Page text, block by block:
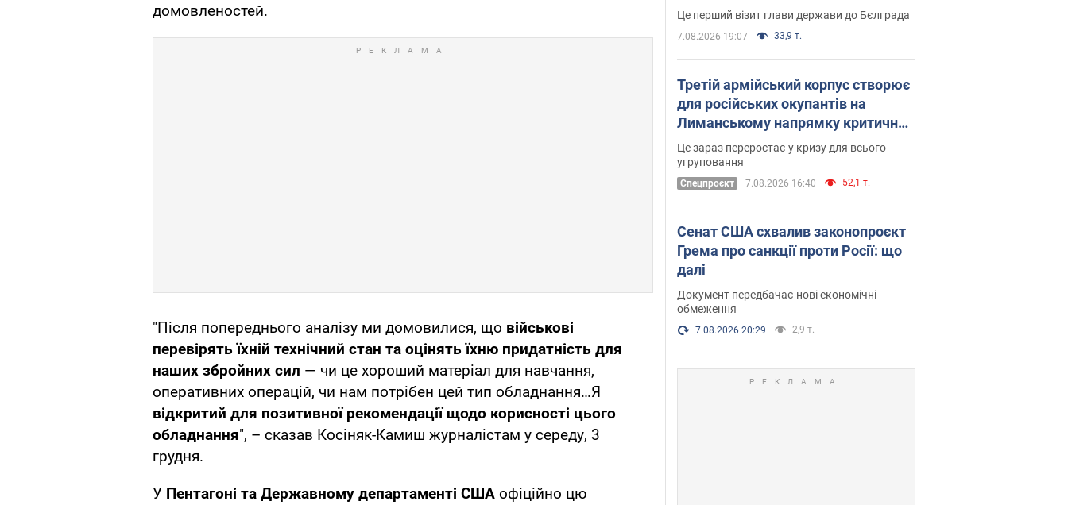
домовленостей.
"Після попереднього аналізу ми домовилися, що військові
перевірять їхній технічний стан та оцінять їхню придатність для
наших збройних сил — чи це хороший матеріал для навчання,
оперативних операцій, чи нам потрібен цей тип обладнання…Я
відкритий для позитивної рекомендації щодо корисності цього
обладнання", – сказав Косіняк-Камиш журналістам у середу, 3
грудня.
У Пентагоні та Державному департаменті США офіційно цю
Це перший візит глави держави до Бєлграда
7.08.2026 19:07 33,9 т.
Третій армійський корпус створює
для російських окупантів на
Лиманському напрямку критичний
дискомфорт: як це вдалося
Це зараз переростає у кризу для всього
угруповання
Cпецпроєкт 7.08.2026 16:40 52,1 т.
Сенат США схвалив законопроєкт
Грема про санкції проти Росії: що
далі
Документ передбачає нові економічні
обмеження
7.08.2026 20:29 2,9 т.